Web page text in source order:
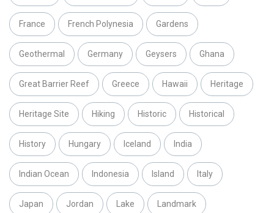
France French Polynesia Gardens
Geothermal Germany Geysers Ghana
Great Barrier Reef Greece Hawaii Heritage
Heritage Site Hiking Historic Historical
History Hungary Iceland India
Indian Ocean Indonesia Island Italy
Japan Jordan Lake Landmark